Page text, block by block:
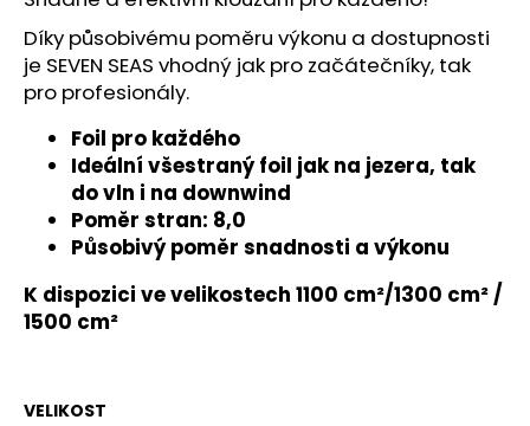
Díky působivému poměru výkonu a dostupnosti
je SEVEN SEAS vhodný jak pro začátečníky, tak
pro profesionály.
Foil pro každého
Ideální všestraný foil jak na jezera, tak
do vln i na downwind
Poměr stran: 8,0
Působivý poměr snadnosti a výkonu
K dispozici ve velikostech 1100 cm²/1300 cm² /
1500 cm²
VELIKOST
u
j
e
m